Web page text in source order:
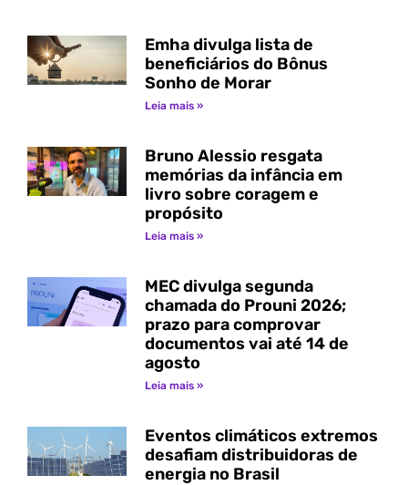
Emha divulga lista de
beneficiários do Bônus
Sonho de Morar
Leia mais »
Bruno Alessio resgata
memórias da infância em
livro sobre coragem e
propósito
Leia mais »
MEC divulga segunda
chamada do Prouni 2026;
prazo para comprovar
documentos vai até 14 de
agosto
Leia mais »
Eventos climáticos extremos
desafiam distribuidoras de
energia no Brasil